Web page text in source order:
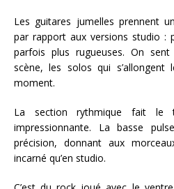
Les guitares jumelles prennent
par rapport aux versions studio :
parfois plus rugueuses. On
scène, les solos qui s’allongent
moment.
La section rythmique fait le
impressionnante. La basse
précision, donnant aux
incarné qu’en studio.